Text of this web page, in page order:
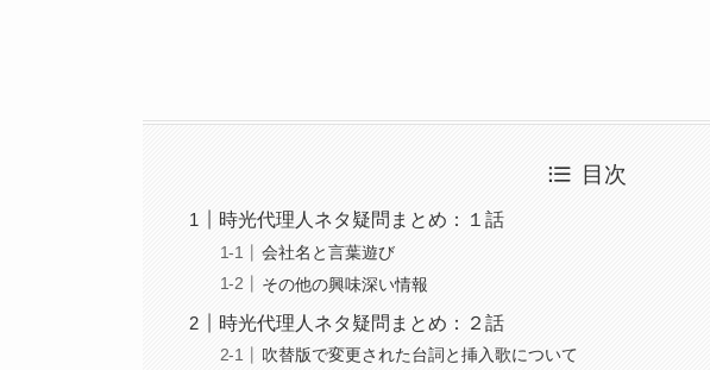
目次
時光代理人ネタ疑問まとめ：１話
会社名と言葉遊び
その他の興味深い情報
時光代理人ネタ疑問まとめ：２話
吹替版で変更された台詞と挿入歌について